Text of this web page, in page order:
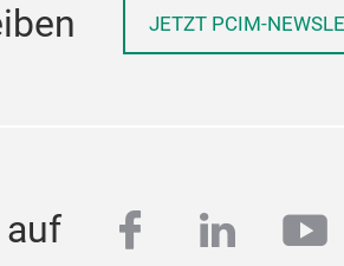
JETZT PCIM-
auf facebook
linkedin